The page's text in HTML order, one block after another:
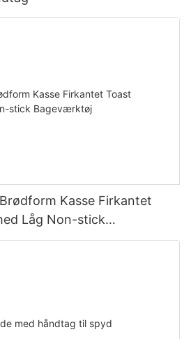
Kasse Firkantet
Låg Non-stick